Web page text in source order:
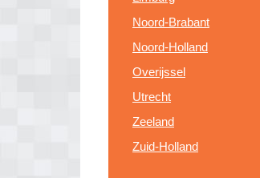
Noord-Brabant
Noord-Holland
Overijssel
Utrecht
Zeeland
Zuid-Holland